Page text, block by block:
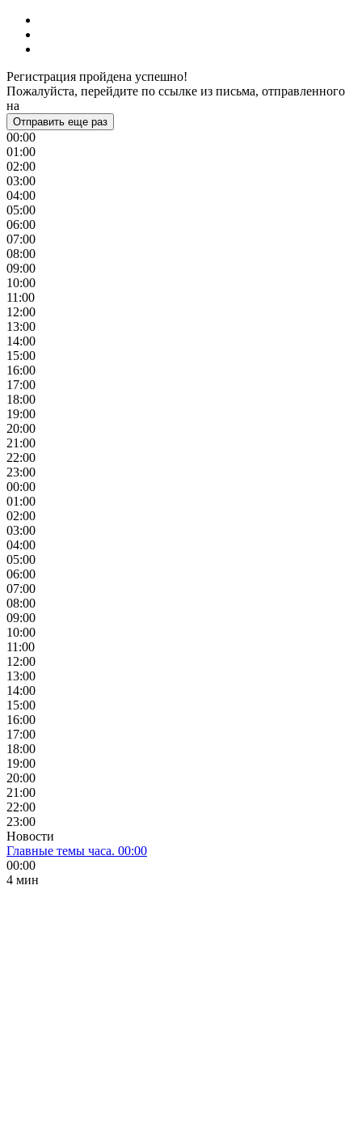
Регистрация пройдена успешно!
Пожалуйста, перейдите по ссылке из письма, отправленного
на
Отправить еще раз
00:00
01:00
02:00
03:00
04:00
05:00
06:00
07:00
08:00
09:00
10:00
11:00
12:00
13:00
14:00
15:00
16:00
17:00
18:00
19:00
20:00
21:00
22:00
23:00
00:00
01:00
02:00
03:00
04:00
05:00
06:00
07:00
08:00
09:00
10:00
11:00
12:00
13:00
14:00
15:00
16:00
17:00
18:00
19:00
20:00
21:00
22:00
23:00
Новости
Главные темы часа. 00:00
00:00
4 мин